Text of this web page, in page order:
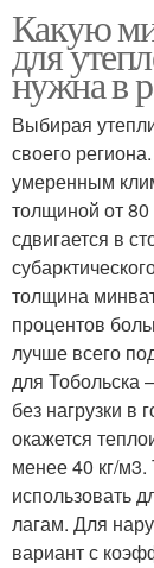
Какую
для
нужна в
Выбирая
своего
умеренным
толщиной от
сдвигается в
толщина
процентов
лучше всего
для Тобольска
без нагрузки в
окажется
менее 40 кг/
использовать
лагам. Для
вариант с